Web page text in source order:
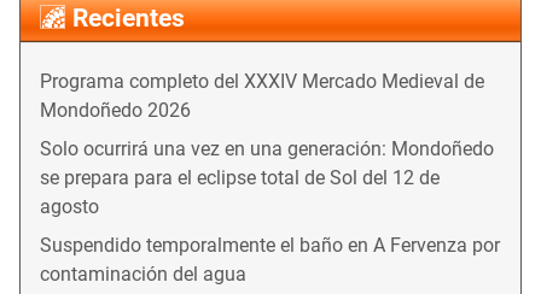
Recientes
Programa completo del XXXIV Mercado Medieval de
Mondoñedo 2026
Solo ocurrirá una vez en una generación: Mondoñedo
se prepara para el eclipse total de Sol del 12 de
agosto
Suspendido temporalmente el baño en A Fervenza por
contaminación del agua